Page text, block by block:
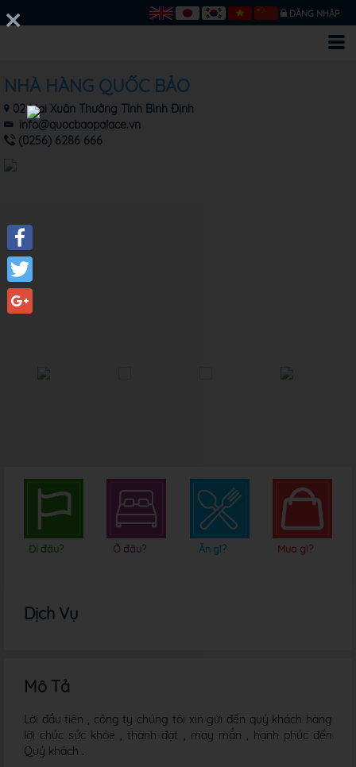
ĐĂNG NHẬP
Facebook
Twitter
NHÀ HÀNG QUỐC BẢO
02 Mai Xuân Thưởng Tỉnh Bình Định
info@quocbaopalace.vn
(0256) 6286 666
Đi đâu? Ở đâu? Ăn gì? Mua gì?
Dịch Vụ
Mô Tả
Lời đầu tiên , công ty chúng tôi xin gửi đến quý khách hàng
lời chúc sức khỏe , thành đạt , may mắn , hạnh phúc đến
Quý khách .